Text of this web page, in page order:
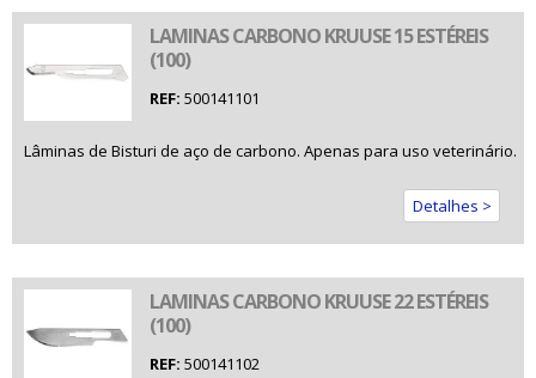
LAMINAS CARBONO KRUUSE 15 ESTÉREIS
(100)
REF: 500141101
Lâminas de Bisturi de aço de carbono. Apenas para uso veterinário.
Detalhes >
LAMINAS CARBONO KRUUSE 22 ESTÉREIS
(100)
REF: 500141102